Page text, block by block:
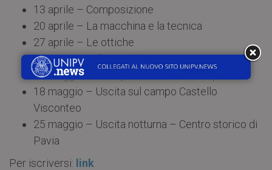
13 aprile – Composizione
20 aprile – La macchina e la tecnica
27 aprile – Le ottiche
4 maggio – Il flash e il bianco e nero
11 maggio – Post-produzione Lezioni pratiche
18 maggio – Uscita sul campo Castello
Visconteo
25 maggio – Uscita notturna – Centro storico di
Pavia
Per iscriversi: link